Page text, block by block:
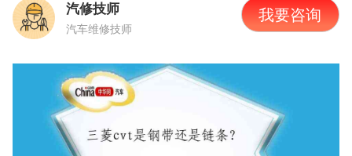
汽修技师
汽车维修技师
我要咨询